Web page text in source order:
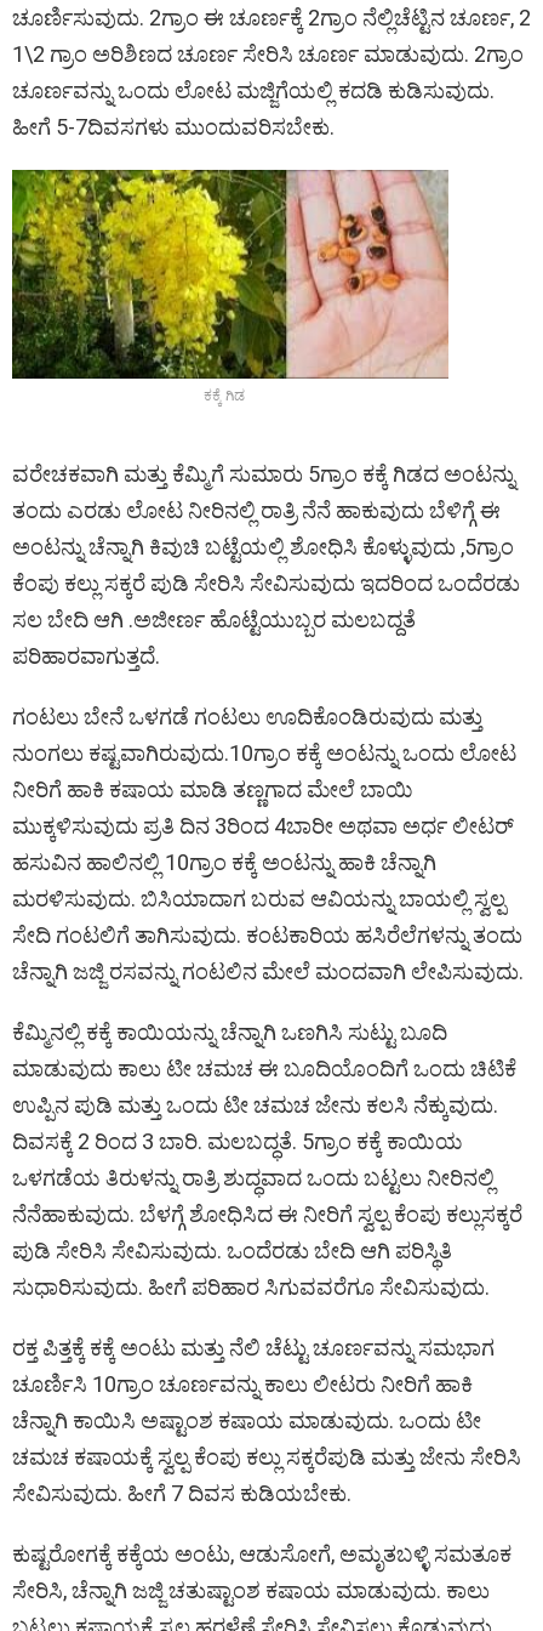
ಚೂರ್ಣಿಸುವುದು. 2ಗ್ರಾಂ ಈ ಚೂರ್ಣಕ್ಕೆ 2ಗ್ರಾಂ ನೆಲ್ಲಿಚೆಟ್ಟಿನ ಚೂರ್ಣ, 2
1\2 ಗ್ರಾಂ ಅರಿಶಿಣದ ಚೂರ್ಣ ಸೇರಿಸಿ ಚೂರ್ಣ ಮಾಡುವುದು. 2ಗ್ರಾಂ
ಚೂರ್ಣವನ್ನು ಒಂದು ಲೋಟ ಮಜ್ಜಿಗೆಯಲ್ಲಿ ಕದಡಿ ಕುಡಿಸುವುದು.
ಹೀಗೆ 5-7ದಿವಸಗಳು ಮುಂದುವರಿಸಬೇಕು.
ಕಕ್ಕೆ ಗಿಡ
ವರೇಚಕವಾಗಿ ಮತ್ತು ಕೆಮ್ಮಿಗೆ ಸುಮಾರು 5ಗ್ರಾಂ ಕಕ್ಕೆ ಗಿಡದ ಅಂಟನ್ನು
ತಂದು ಎರಡು ಲೋಟ ನೀರಿನಲ್ಲಿ ರಾತ್ರಿ ನೆನೆ ಹಾಕುವುದು ಬೆಳಿಗ್ಗೆ ಈ
ಅಂಟನ್ನು ಚೆನ್ನಾಗಿ ಕಿವುಚಿ ಬಟ್ಟೆಯಲ್ಲಿ ಶೋಧಿಸಿ ಕೊಳ್ಳುವುದು ,5ಗ್ರಾಂ
ಕೆಂಪು ಕಲ್ಲು ಸಕ್ಕರೆ ಪುಡಿ ಸೇರಿಸಿ ಸೇವಿಸುವುದು ಇದರಿಂದ ಒಂದೆರಡು
ಸಲ ಬೇದಿ ಆಗಿ .ಅಜೀರ್ಣ ಹೊಟ್ಟೆಯುಬ್ಬರ ಮಲಬದ್ದತೆ
ಪರಿಹಾರವಾಗುತ್ತದೆ.
ಗಂಟಲು ಬೇನೆ ಒಳಗಡೆ ಗಂಟಲು ಊದಿಕೊಂಡಿರುವುದು ಮತ್ತು
ನುಂಗಲು ಕಷ್ಟವಾಗಿರುವುದು.10ಗ್ರಾಂ ಕಕ್ಕೆ ಅಂಟನ್ನು ಒಂದು ಲೋಟ
ನೀರಿಗೆ ಹಾಕಿ ಕಷಾಯ ಮಾಡಿ ತಣ್ಣಗಾದ ಮೇಲೆ ಬಾಯಿ
ಮುಕ್ಕಳಿಸುವುದು ಪ್ರತಿ ದಿನ 3ರಿಂದ 4ಬಾರೀ ಅಥವಾ ಅರ್ಧ ಲೀಟರ್
ಹಸುವಿನ ಹಾಲಿನಲ್ಲಿ 10ಗ್ರಾಂ ಕಕ್ಕೆ ಅಂಟನ್ನು ಹಾಕಿ ಚೆನ್ನಾಗಿ
ಮರಳಿಸುವುದು. ಬಿಸಿಯಾದಾಗ ಬರುವ ಆವಿಯನ್ನು ಬಾಯಲ್ಲಿ ಸ್ವಲ್ಪ
ಸೇದಿ ಗಂಟಲಿಗೆ ತಾಗಿಸುವುದು. ಕಂಟಕಾರಿಯ ಹಸಿರೆಲೆಗಳನ್ನು ತಂದು
ಚೆನ್ನಾಗಿ ಜಜ್ಜಿ ರಸವನ್ನು ಗಂಟಲಿನ ಮೇಲೆ ಮಂದವಾಗಿ ಲೇಪಿಸುವುದು.
ಕೆಮ್ಮಿನಲ್ಲಿ ಕಕ್ಕೆ ಕಾಯಿಯನ್ನು ಚೆನ್ನಾಗಿ ಒಣಗಿಸಿ ಸುಟ್ಟು ಬೂದಿ
ಮಾಡುವುದು ಕಾಲು ಟೀ ಚಮಚ ಈ ಬೂದಿಯೊಂದಿಗೆ ಒಂದು ಚಿಟಿಕೆ
ಉಪ್ಪಿನ ಪುಡಿ ಮತ್ತು ಒಂದು ಟೀ ಚಮಚ ಜೇನು ಕಲಸಿ ನೆಕ್ಕುವುದು.
ದಿವಸಕ್ಕೆ 2 ರಿಂದ 3 ಬಾರಿ. ಮಲಬದ್ಧತೆ. 5ಗ್ರಾಂ ಕಕ್ಕೆ ಕಾಯಿಯ
ಒಳಗಡೆಯ ತಿರುಳನ್ನು ರಾತ್ರಿ ಶುದ್ಧವಾದ ಒಂದು ಬಟ್ಟಲು ನೀರಿನಲ್ಲಿ
ನೆನೆಹಾಕುವುದು. ಬೆಳಗ್ಗೆ ಶೋಧಿಸಿದ ಈ ನೀರಿಗೆ ಸ್ವಲ್ಪ ಕೆಂಪು ಕಲ್ಲುಸಕ್ಕರೆ
ಪುಡಿ ಸೇರಿಸಿ ಸೇವಿಸುವುದು. ಒಂದೆರಡು ಬೇದಿ ಆಗಿ ಪರಿಸ್ಥಿತಿ
ಸುಧಾರಿಸುವುದು. ಹೀಗೆ ಪರಿಹಾರ ಸಿಗುವವರೆಗೂ ಸೇವಿಸುವುದು.
ರಕ್ತ ಪಿತ್ತಕ್ಕೆ ಕಕ್ಕೆ ಅಂಟು ಮತ್ತು ನೆಲಿ ಚೆಟ್ಟು ಚೂರ್ಣವನ್ನು ಸಮಭಾಗ
ಚೂರ್ಣಿಸಿ 10ಗ್ರಾಂ ಚೂರ್ಣವನ್ನು ಕಾಲು ಲೀಟರು ನೀರಿಗೆ ಹಾಕಿ
ಚೆನ್ನಾಗಿ ಕಾಯಿಸಿ ಅಷ್ಟಾಂಶ ಕಷಾಯ ಮಾಡುವುದು. ಒಂದು ಟೀ
ಚಮಚ ಕಷಾಯಕ್ಕೆ ಸ್ವಲ್ಪ ಕೆಂಪು ಕಲ್ಲು ಸಕ್ಕರೆಪುಡಿ ಮತ್ತು ಜೇನು ಸೇರಿಸಿ
ಸೇವಿಸುವುದು. ಹೀಗೆ 7 ದಿವಸ ಕುಡಿಯಬೇಕು.
ಕುಷ್ಟರೋಗಕ್ಕೆ ಕಕ್ಕೆಯ ಅಂಟು, ಆಡುಸೋಗೆ, ಅಮೃತಬಳ್ಳಿ ಸಮತೂಕ
ಸೇರಿಸಿ, ಚೆನ್ನಾಗಿ ಜಜ್ಜಿ ಚತುಷ್ಟಾಂಶ ಕಷಾಯ ಮಾಡುವುದು. ಕಾಲು